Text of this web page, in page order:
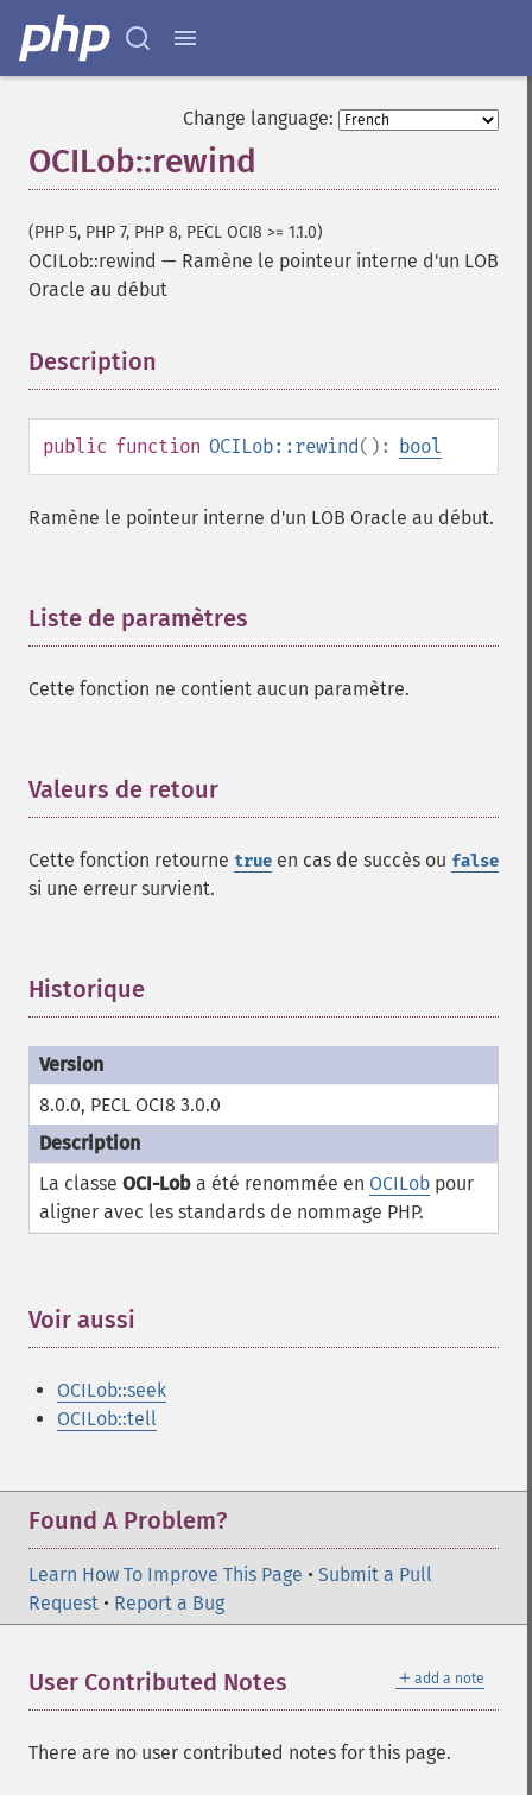
Change language:
OCILob::rewind
(PHP 5, PHP 7, PHP 8, PECL OCI8 >= 1.1.0)
OCILob::rewind — Ramène le pointeur interne d'un LOB
Oracle au début
Description
public function OCILob::rewind(): bool
Ramène le pointeur interne d'un LOB Oracle au début.
Liste de paramètres
Cette fonction ne contient aucun paramètre.
Valeurs de retour
Cette fonction retourne true en cas de succès ou false
si une erreur survient.
Historique
8.0.0, PECL OCI8 3.0.0
La classe OCI-Lob a été renommée en OCILob pour
aligner avec les standards de nommage PHP.
Voir aussi
OCILob::seek
OCILob::tell
Found A Problem?
Learn How To Improve This Page • Submit a Pull
Request • Report a Bug
＋ add a note
User Contributed Notes
There are no user contributed notes for this page.